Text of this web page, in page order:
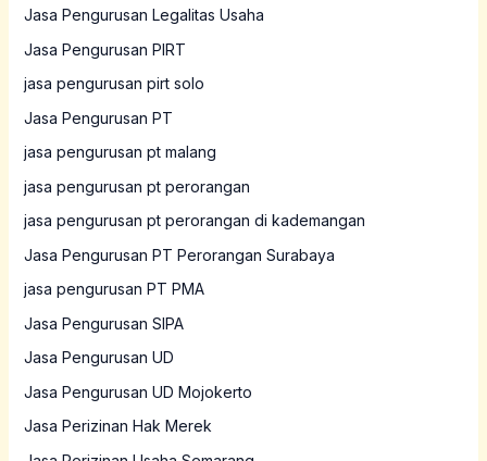
Jasa Pengurusan Legalitas Usaha
Jasa Pengurusan PIRT
jasa pengurusan pirt solo
Jasa Pengurusan PT
jasa pengurusan pt malang
jasa pengurusan pt perorangan
jasa pengurusan pt perorangan di kademangan
Jasa Pengurusan PT Perorangan Surabaya
jasa pengurusan PT PMA
Jasa Pengurusan SIPA
Jasa Pengurusan UD
Jasa Pengurusan UD Mojokerto
Jasa Perizinan Hak Merek